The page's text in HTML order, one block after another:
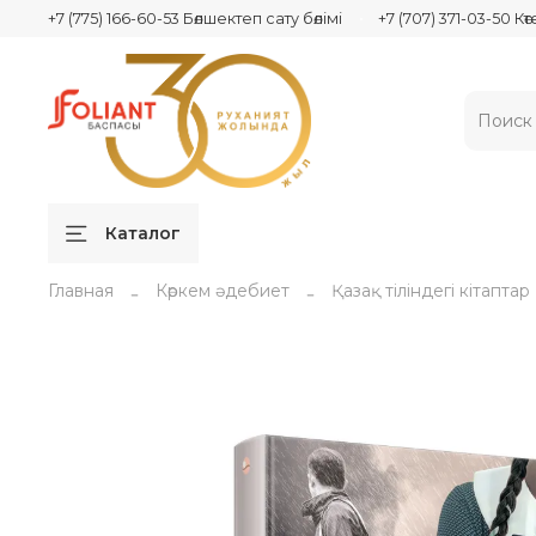
+7 (775) 166-60-53 Бөлшектеп сату бөлімі +7 (707) 371-03-50
Каталог
Главная Көркем әдебиет Қазақ тіліндегі кітаптар